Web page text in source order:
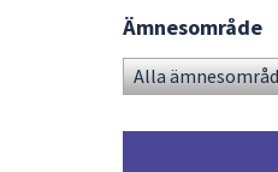
Ämnesområde